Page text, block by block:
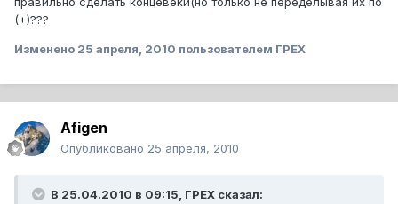
(+)???
Изменено 25 апреля, 2010 пользователем ГРЕХ
Afigen
Опубликовано 25 апреля, 2010
В 25.04.2010 в 09:15, ГРЕХ сказал: